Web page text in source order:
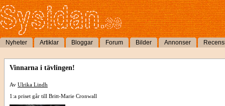
Nyheter Artiklar Bloggar Forum Bilder Annonser
Vinnarna i tävlingen!
Av Ulrika Lindh
1:a priset går till Britt-Marie Cronwall